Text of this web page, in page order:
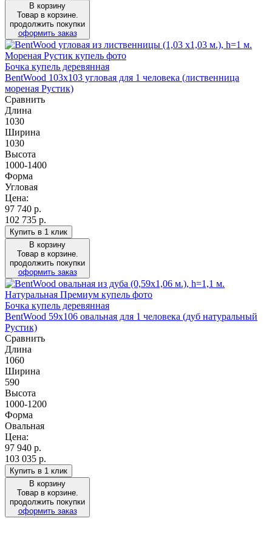
В корзину
Товар в корзине.
продолжить покупки
оформить заказ
Бочка купель деревянная
BentWood 103х103 угловая для 1 человека (лиственница
мореная Рустик)
Сравнить
Длина
1030
Ширина
1030
Высота
1000-1400
Форма
Угловая
Цена:
97 740 р.
102 735 р.
Купить в 1 клик
В корзину
Товар в корзине.
продолжить покупки
оформить заказ
Бочка купель деревянная
BentWood 59х106 овальная для 1 человека (дуб натуральный
Рустик)
Сравнить
Длина
1060
Ширина
590
Высота
1000-1200
Форма
Овальная
Цена:
97 940 р.
103 035 р.
Купить в 1 клик
В корзину
Товар в корзине.
продолжить покупки
оформить заказ